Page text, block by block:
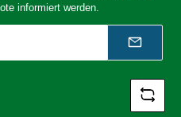
informiert werden.